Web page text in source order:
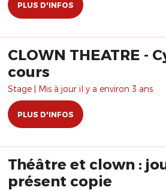
PLUS D'INFOS
CLOWN THEATRE -
cours
Stage | Mis à jour il y a environ 3 ans.
PLUS D'INFOS
Théâtre et clown :
présent copie